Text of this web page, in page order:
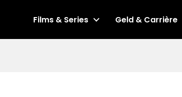
Films & Series Geld & Carrière